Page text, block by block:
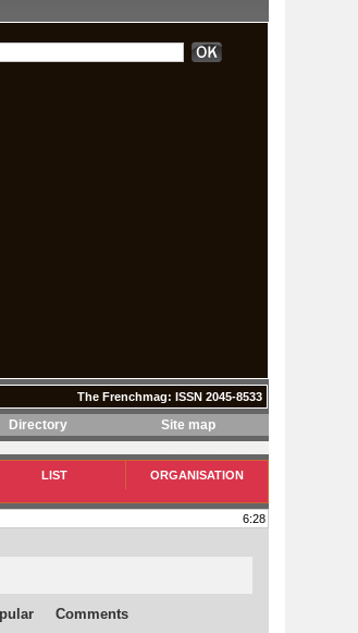
The Frenchmag: ISSN 2045-8533
Directory Site map
LIST ORGANISATION
6:28
Comments